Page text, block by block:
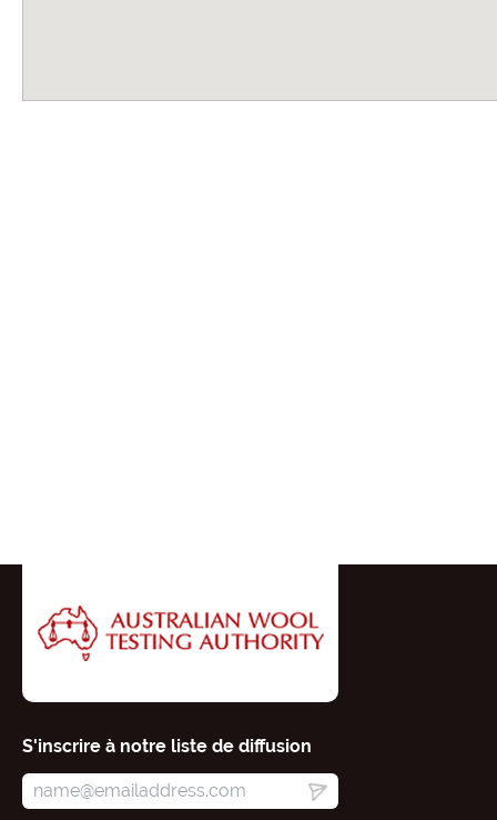
S'inscrire à notre liste de diffusion